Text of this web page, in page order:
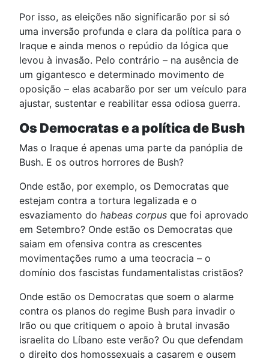
Por isso, as eleições não significarão por si só
uma inversão profunda e clara da política para o
Iraque e ainda menos o repúdio da lógica que
levou à invasão. Pelo contrário – na ausência de
um gigantesco e determinado movimento de
oposição – elas acabarão por ser um veículo para
ajustar, sustentar e reabilitar essa odiosa guerra.
Os Democratas e a política de Bush
Mas o Iraque é apenas uma parte da panóplia de
Bush. E os outros horrores de Bush?
Onde estão, por exemplo, os Democratas que
estejam contra a tortura legalizada e o
esvaziamento do habeas corpus que foi aprovado
em Setembro? Onde estão os Democratas que
saiam em ofensiva contra as crescentes
movimentações rumo a uma teocracia – o
domínio dos fascistas fundamentalistas cristãos?
Onde estão os Democratas que soem o alarme
contra os planos do regime Bush para invadir o
Irão ou que critiquem o apoio à brutal invasão
israelita do Líbano este verão? Ou que defendam
o direito dos homossexuais a casarem e ousem